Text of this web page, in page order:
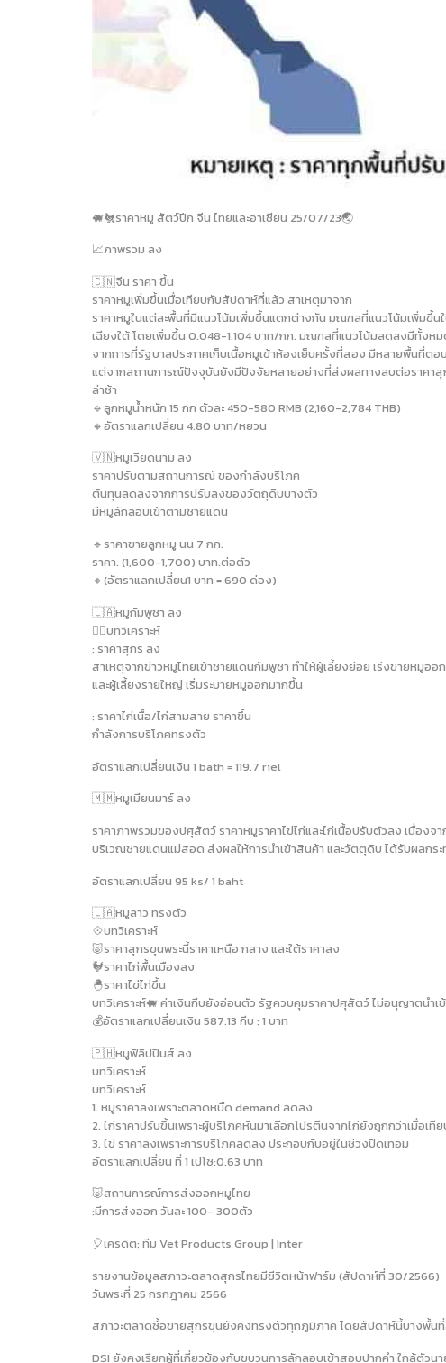
🐖🐔ราคาหมู สัตว์ปีก จีน ไทยและอาเชียน 25/07/23🌏
📈ภาพรวม ลง
🇨🇳จีน ราคา ขึ้น
ราคาหมูเพิ่มขึ้นเมื่อเทียบกับสัปดาห์ที่แล้ว สาเหตุมาจาก
ราคาหมูในแต่ละพื้นที่มีแนวโน้มเพิ่มขึ้นแตกต่างกัน มณฑลที่แนวโน้มเพิ่มขึ้น
เฉียงใต้ โดยเพิ่มขึ้น 0.048-1.104 บาท/กก. มณฑลที่แนวโน้มลดลงมีทั้ง
จากการที่รัฐบาลประกาศเก็บเนื้อหมูเข้าห้องเย็นครั้งที่สอง มีหลายพื้นที่ต
แต่จากสถานการณ์ปัจจุบันยังมีปัจจัยหลายอย่างที่ส่งผลทางลบต่อราคาสุ
ล่าช้า
🔹️ลูกหมูน้ำหนัก 15 กก ตัวละ 450-580 RMB (2,160-2,784 THB)
🔸️อัตราแลกเปลี่ยน 4.80 บาท/หยวน
🇻🇳หมูเวียดนาม ลง
ราคาปรับตามสถานการณ์ ของกำลังบริโภค
ต้นทุนลดลงจากการปรับลงของวัตถุดิบบางตัว
มีหมูลักลอบเข้าตามชายแดน
🔹️ราคาขายลูกหมู นน 7 กก.
ราคา. (1,600-1,700) บาท.ต่อตัว
🔸️(อัตราแลกเปลี่ยน1 บาท = 690 ด่อง)
🇱🇦หมูกัมพูชา ลง
✍🏻บทวิเคราะห์
: ราคาสุกร ลง
สาเหตุจากข่าวหมูไทยเข้าชายแดนกัมพูชา ทำให้ผู้เลี้ยงย่อย เร่งขายหมูอ
และผู้เลี้ยงรายใหญ่ เริ่มระบายหมูออกมากขึ้น
: ราคาไก่เนื้อ/ไก่สามสาย ราคาขึ้น
กำลังการบริโภคทรงตัว
อัตราแลกเปลี่ยนเงิน 1 bath = 119.7 riel
🇲🇲หมูเมียนมาร์ ลง
ราคาภาพรวมของปศุสัตว์ ราคาหมูราคาไข่ไก่และไก่เนื้อปรับตัวลง เนื่อ
บริเวณชายแดนแม่สอด ส่งผลให้การนำเข้าสินค้า และวัตตุดิบ ได้รับผลกระ
อัตราแลกเปลี่ยน 95 ks/ 1 baht
🇱🇦หมูลาว ทรงตัว
💠บทวิเคราะห์
🐷ราคาสุกรขุนพระนี้ราคาเหนือ กลาง และใต้ราคาลง
🐓ราคาไก่พื้นเมืองลง
🐣ราคาไข่ไก่ขึ้น
บทวิเคราะห์🐖 ค่าเงินกีบยังอ่อนตัว รัฐควบคุมราคาปศุสัตว์ ไม่อนุญาตนำเ
💰อัตราแลกเปลี่ยนเงิน 587.13 กีบ : 1 บาท
🇵🇭หมูฟิลิปปินส์ ลง
บทวิเคราะห์
บทวิเคราะห์
1. หมูราคาลงเพราะตลาดหนืด demand ลดลง
2. ไก่ราคาปรับขึ้นเพราะผู้บริโภคหันมาเลือกโปรตีนจากไก่ยังถูกกว่าเมื่อ
3. ไข่ ราคาลงเพราะการบริโภคลดลง ประกอบกับอยู่ในช่วงปิดเทอม
อัตราแลกเปลี่ยน ที่ 1 เปโซ:0.63 บาท
🐷สถานการณ์การส่งออกหมูไทย
:มีการส่งออก วันละ 100- 300ตัว
🎈เครดิต: ทีม Vet Products Group | Inter
รายงานข้อมูลสภาวะตลาดสุกรไทยมีชีวิตหน้าฟาร์ม (สัปดาห์ที่ 30/2566)
วันพระที่ 25 กรกฎาคม 2566
สภาวะตลาดซื้อขายสุกรขุนยังคงทรงตัวทุกภูมิภาค โดยสัปดาห์นี้บางพื้น
DSI ยังคงเรียกผู้ที่เกี่ยวข้องกับขบวนการลักลอบเข้าสอบปากคำ ใกล้ตัว